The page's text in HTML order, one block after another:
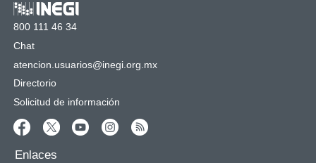
800 111 46 34
Chat
atencion.usuarios@inegi.org.mx
Directorio
Solicitud de información
Enlaces